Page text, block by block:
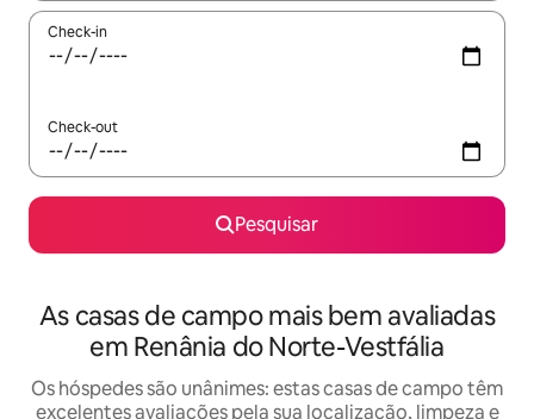
Check-in
Check-out
Pesquisar
As casas de campo mais bem avaliadas
em Renânia do Norte-Vestfália
Os hóspedes são unânimes: estas casas de campo têm
excelentes avaliações pela sua localização, limpeza e